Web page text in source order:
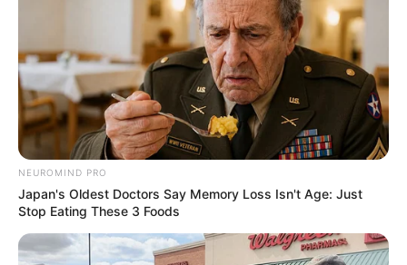
NEUROMIND PRO
Japan's Oldest Doctors Say Memory Loss Isn't Age: Just
Stop Eating These 3 Foods